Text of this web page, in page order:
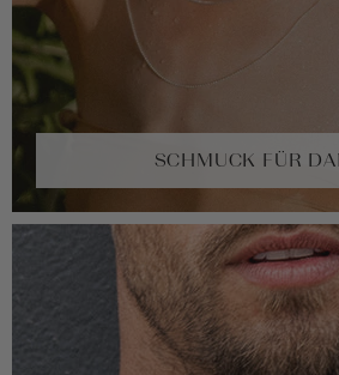
SCHMUCK FÜR